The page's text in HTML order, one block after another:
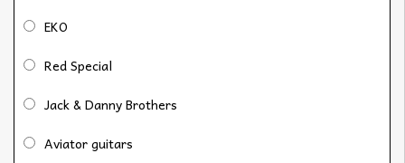
EKO
Red Special
Jack & Danny Brothers
Aviator guitars